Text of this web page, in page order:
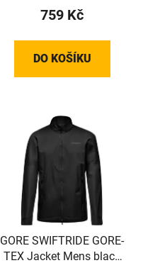
759 Kč
DO KOŠÍKU
GORE SWIFTRIDE GORE-
TEX Jacket Mens black